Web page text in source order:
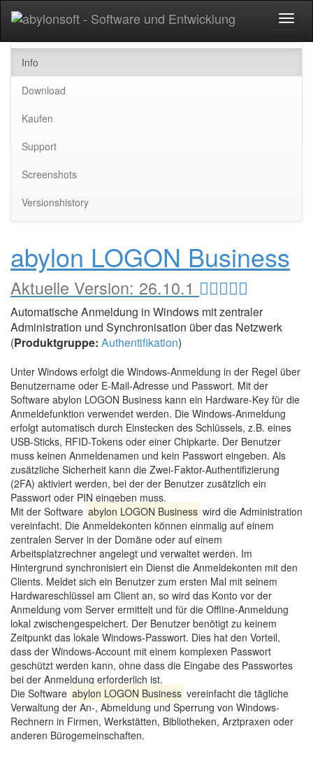
Info
Download
Kaufen
Support
Screenshots
Versionshistory
abylon LOGON Business
Aktuelle Version: 26.10.1
Automatische Anmeldung in Windows mit zentraler
Administration und Synchronisation über das Netzwerk
(Produktgruppe: Authentifikation)
Unter Windows erfolgt die Windows-Anmeldung in der Regel über
Benutzername oder E-Mail-Adresse und Passwort. Mit der
Software abylon LOGON Business kann ein Hardware-Key für die
Anmeldefunktion verwendet werden. Die Windows-Anmeldung
erfolgt automatisch durch Einstecken des Schlüssels, z.B. eines
USB-Sticks, RFID-Tokens oder einer Chipkarte. Der Benutzer
muss keinen Anmeldenamen und kein Passwort eingeben. Als
zusätzliche Sicherheit kann die Zwei-Faktor-Authentifizierung
(2FA) aktiviert werden, bei der der Benutzer zusätzlich ein
Passwort oder PIN eingeben muss.
Mit der Software abylon LOGON Business wird die Administration
vereinfacht. Die Anmeldekonten können einmalig auf einem
zentralen Server in der Domäne oder auf einem
Arbeitsplatzrechner angelegt und verwaltet werden. Im
Hintergrund synchronisiert ein Dienst die Anmeldekonten mit den
Clients. Meldet sich ein Benutzer zum ersten Mal mit seinem
Hardwareschlüssel am Client an, so wird das Konto vor der
Anmeldung vom Server ermittelt und für die Offline-Anmeldung
lokal zwischengespeichert. Der Benutzer benötigt zu keinem
Zeitpunkt das lokale Windows-Passwort. Dies hat den Vorteil,
dass der Windows-Account mit einem komplexen Passwort
geschützt werden kann, ohne dass die Eingabe des Passwortes
bei der Anmeldung erforderlich ist.
Die Software abylon LOGON Business vereinfacht die tägliche
Verwaltung der An-, Abmeldung und Sperrung von Windows-
Rechnern in Firmen, Werkstätten, Bibliotheken, Arztpraxen oder
anderen Bürogemeinschaften.